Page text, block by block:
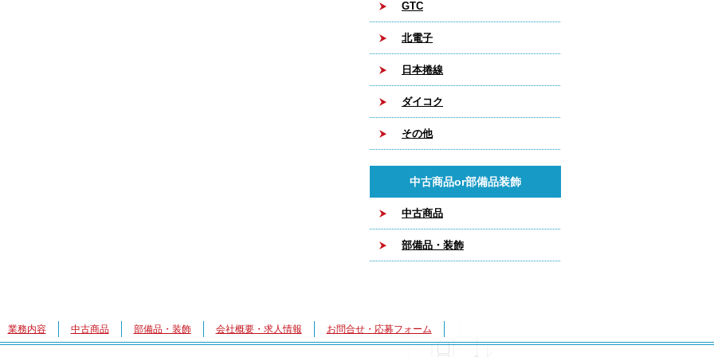
GTC
北電子
日本捲線
ダイコク
その他
中古商品or部備品装飾
中古商品
部備品・装飾
業務内容 中古商品 部備品・装飾 会社概要・求人情報 お問合せ・応募フォーム